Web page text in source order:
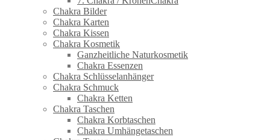
Chakra Bilder
Chakra Karten
Chakra Kissen
Chakra Kosmetik
Ganzheitliche Naturkosmetik
Chakra Essenzen
Chakra Schlüsselanhänger
Chakra Schmuck
Chakra Ketten
Chakra Taschen
Chakra Korbtaschen
Chakra Umhängetaschen